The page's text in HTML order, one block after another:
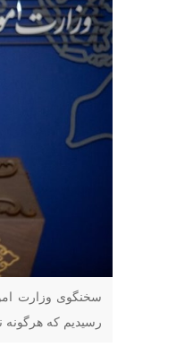
سخنگوی وزارت
رسیدیم که